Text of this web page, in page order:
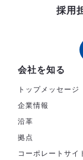
採用
会社を知る
トップメッセージ
企業情報
沿革
拠点
コーポレートサイ